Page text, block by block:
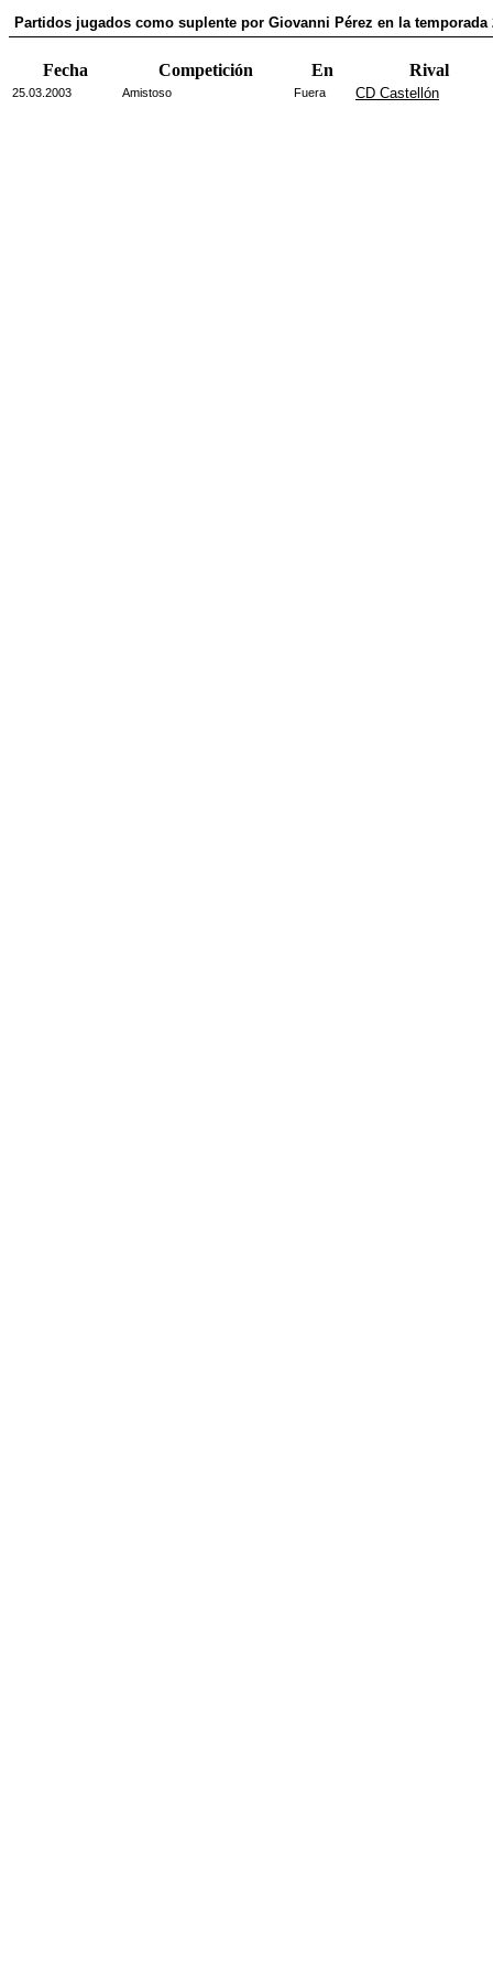
Partidos jugados como suplente por Giovanni Pérez en la temporada
Fecha Competición En Rival
25.03.2003 Amistoso Fuera CD Castellón